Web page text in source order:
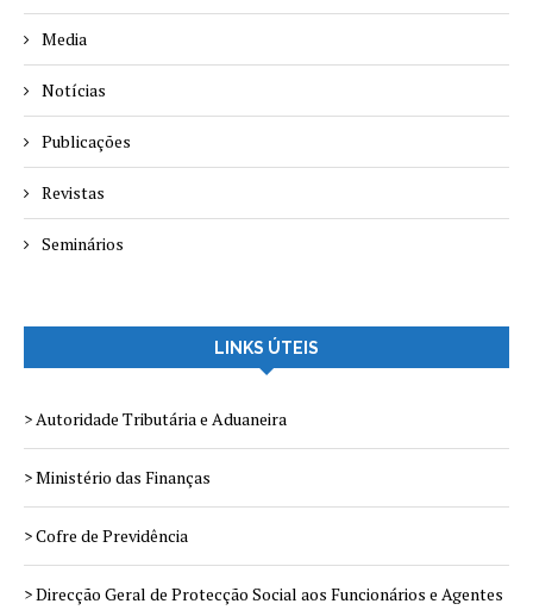
Media
Notícias
Publicações
Revistas
Seminários
LINKS ÚTEIS
> Autoridade Tributária e Aduaneira
> Ministério das Finanças
> Cofre de Previdência
> Direcção Geral de Protecção Social aos Funcionários e Agentes